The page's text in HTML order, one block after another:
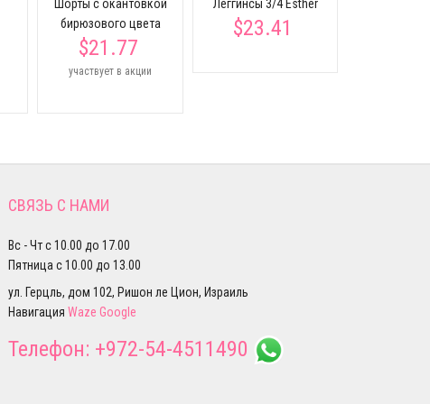
Шорты с окантовкой
бирюзового цвета
$21.77
участвует в акции
Леггинсы 3/4 Esther
$23.41
СВЯЗЬ С НАМИ
Вс - Чт с 10.00 до 17.00
Пятница с 10.00 до 13.00
ул. Герцль, дом 102, Ришон ле Цион, Израиль
Навигация Waze Google
Телефон: +972-54-4511490